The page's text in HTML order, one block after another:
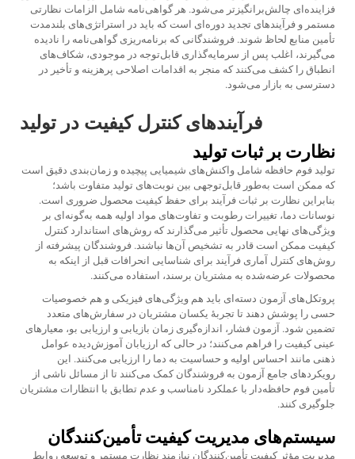
فزاینده‌ای چالش‌برانگیزتر می‌شود. هر گواهی‌نامه شامل الزامات نظارتی
مستمر و فرآیندهای تجدید دوره‌ای است که باید در استراتژی‌های بلندمدت
تأمین منابع لحاظ شوند. فروشندگانی که برنامه‌ریزی گواهی‌نامه را نادیده
می‌گیرند، اغلب پس از سرمایه‌گذاری قابل‌توجه در موجودی، شکاف‌های
انطباق را کشف می‌کنند که منجر به اقدامات اصلاحی پرهزینه و تأخیر در
دسترسی به بازار می‌شود.
فرآیندهای کنترل کیفیت در تولید
نظارت بر ثبات تولید
تولید فوم حافظه شامل واکنش‌های شیمیایی پیچیده و زمان‌بندی دقیق است
که ممکن است به‌طور قابل‌توجهی بین نوبت‌های تولید متفاوت باشد؛
بنابراین نظارت بر ثبات فرآیند برای حفظ کیفیت محصول ضروری است.
نوسانات دما، تغییرات رطوبت و تفاوت‌های مواد اولیه همه به‌گونه‌ای بر
ویژگی‌های نهایی محصول تأثیر می‌گذارند که روش‌های استاندارد کنترل
کیفیت ممکن است قادر به تشخیص آن‌ها نباشند. فروشندگان پیشرفته از
روش‌های کنترل آماری فرآیند برای شناسایی انحرافات قبل از اینکه به
محصولات عرضه‌شده به مشتریان برسند، استفاده می‌کنند.
پروتکل‌های آزمون دسته‌ای باید هم ویژگی‌های فیزیکی و هم خصوصیات
حسی را پوشش دهند تا تجربهٔ یکسان مشتریان در سفارش‌های متعدد
تضمین شود. آزمون فشار، اندازه‌گیری زمان بازیابی و ارزیابی بو، معیارهای
عینی کیفیت را فراهم می‌کنند؛ در حالی که ارزیابان آموزش‌دیده عوامل
ذهنی مانند احساس اولیه و حساسیت به دما را ارزیابی می‌کنند. این
رویکردهای جامع آزمون به فروشندگان کمک می‌کنند تا از مسائل ناشی از
تأمین فوم حافظه‌دار با عملکرد نامناسب و عدم تطابق با انتظارات مشتریان
جلوگیری کنند.
سیستم‌های مدیریت کیفیت تأمین‌کنندگان
مدیریت مؤثر کیفیت تأمین‌کنندگان نیازمند نظارت مستمر و توسعه روابط